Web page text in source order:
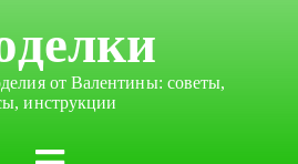
от Валентины: советы,
инструкции